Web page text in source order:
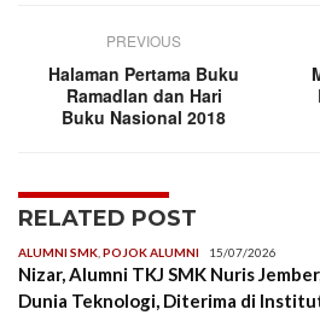
PREVIOUS
Halaman Pertama Buku
Ramadlan dan Hari
Buku Nasional 2018
RELATED POST
ALUMNI SMK POJOK ALUMNI 15/07/2026
Nizar, Alumni TKJ SMK Nuris
Dunia Teknologi, Diterima di